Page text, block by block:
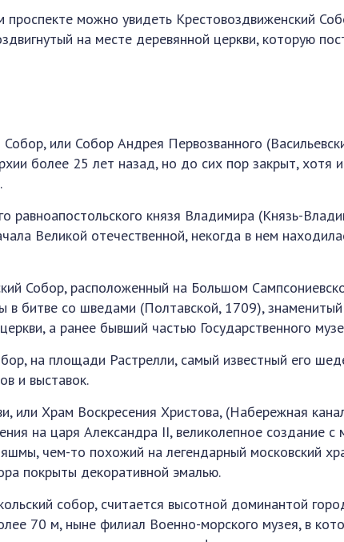
проспекте можно увидеть Крестовоздвиженский
на месте деревянной церкви, которую
Собор, или Собор Андрея Первозванного
более 25 лет назад, но до сих пор закрыт, хотя
равноапостольского князя Владимира (Князь-
Великой отечественной, некогда в нем
Собор, расположенный на Большом
в битве со шведами (Полтавской, 1709),
а ранее бывший частью Государственного
на площади Растрелли, самый известный его
и выставок.
или Храм Воскресения Христова, (Набережная
на царя Александра II, великолепное создание с
чем-то похожий на легендарный московский
покрыты декоративной эмалью.
собор, считается высотной доминантой
70 м, ныне филиал Военно-морского музея, в